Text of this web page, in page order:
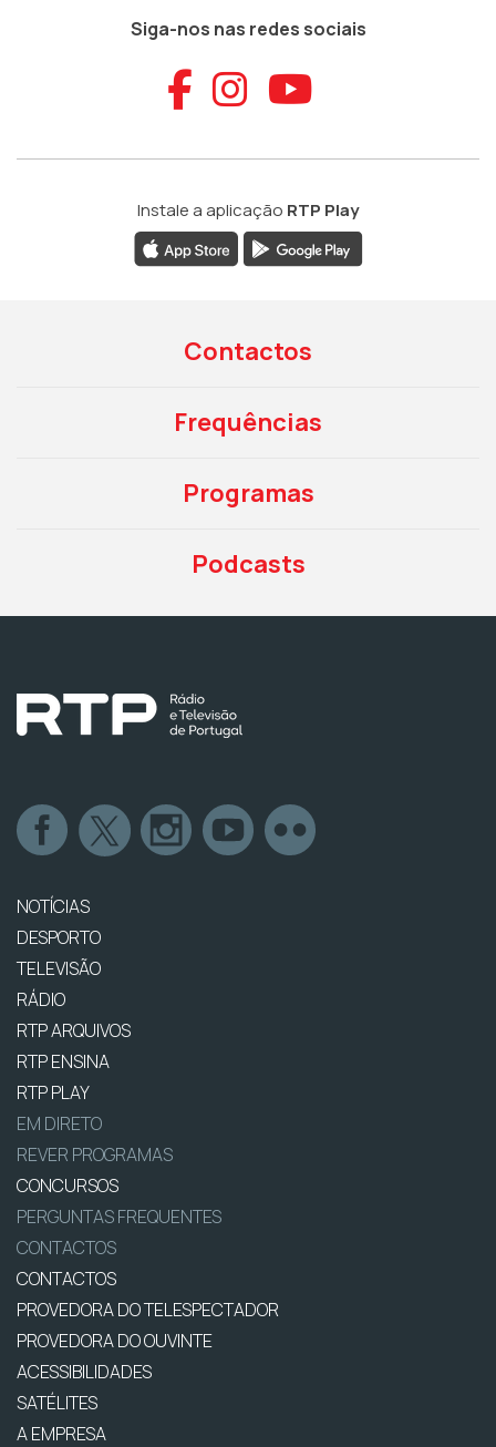
Siga-nos nas redes sociais
Aceder ao
Aceder ao
Aceder
Instale a aplicação RTP Play
Contactos
Frequências
Programas
Podcasts
NOTÍCIAS
DESPORTO
TELEVISÃO
RÁDIO
RTP ARQUIVOS
RTP ENSINA
RTP PLAY
EM DIRETO
REVER PROGRAMAS
CONCURSOS
PERGUNTAS FREQUENTES
CONTACTOS
CONTACTOS
PROVEDORA DO TELESPECTADOR
PROVEDORA DO OUVINTE
ACESSIBILIDADES
SATÉLITES
A EMPRESA